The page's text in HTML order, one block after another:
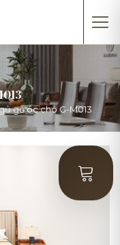
gỗ óc chó G-M013